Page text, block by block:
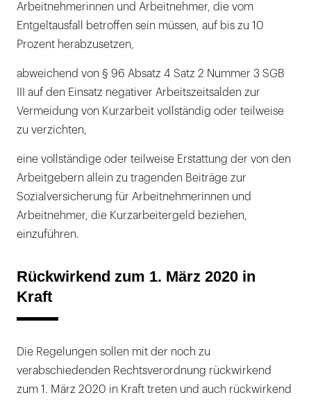
Arbeitnehmerinnen und Arbeitnehmer, die vom
Entgeltausfall betroffen sein müssen, auf bis zu 10
Prozent herabzusetzen,
abweichend von § 96 Absatz 4 Satz 2 Nummer 3 SGB
III auf den Einsatz negativer Arbeitszeitsalden zur
Vermeidung von Kurzarbeit vollständig oder teilweise
zu verzichten,
eine vollständige oder teilweise Erstattung der von den
Arbeitgebern allein zu tragenden Beiträge zur
Sozialversicherung für Arbeitnehmerinnen und
Arbeitnehmer, die Kurzarbeitergeld beziehen,
einzuführen.
Rückwirkend zum 1. März 2020 in
Kraft
Die Regelungen sollen mit der noch zu
verabschiedenden Rechtsverordnung rückwirkend
zum 1. März 2020 in Kraft treten und auch rückwirkend